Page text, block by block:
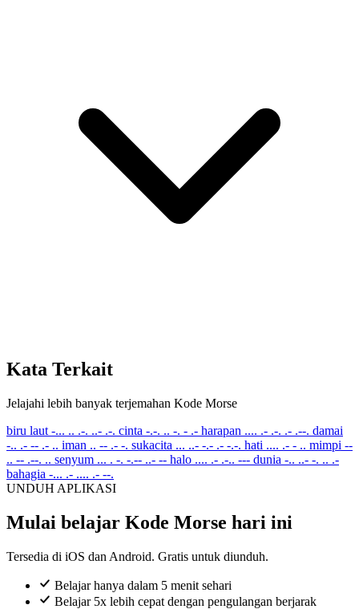
Kata Terkait
Jelajahi lebih banyak terjemahan Kode Morse
biru laut -... .. .-. ..- .-. cinta -.-. .. -. - .- harapan .... .- .-. .- .--. damai
-.. .- -- .- .. iman .. -- .- -. sukacita ... ..- -.- .- -.-. hati .... .- - .. mimpi --
.. -- .--. .. senyum ... . -. -.-- ..- -- halo .... .- .-.. --- dunia -.. ..- -. .. .-
bahagia -... .- .... .- --.
UNDUH APLIKASI
Mulai belajar Kode Morse hari ini
Tersedia di iOS dan Android. Gratis untuk diunduh.
Belajar hanya dalam 5 menit sehari
Belajar 5x lebih cepat dengan pengulangan berjarak